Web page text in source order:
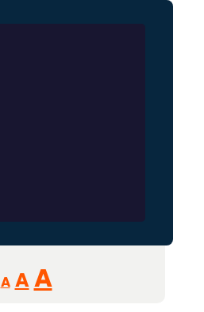
A
Reducir
tamaño
A Restablecer
AAumentar